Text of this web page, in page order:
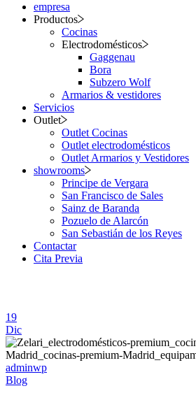
empresa
Productos
Cocinas
Electrodomésticos
Gaggenau
Bora
Subzero Wolf
Armarios & vestidores
Servicios
Outlet
Outlet Cocinas
Outlet electrodomésticos
Outlet Armarios y Vestidores
showrooms
Principe de Vergara
San Francisco de Sales
Sainz de Baranda
Pozuelo de Alarcón
San Sebastián de los Reyes
Contactar
Cita Previa
19
Dic
adminwp
Blog